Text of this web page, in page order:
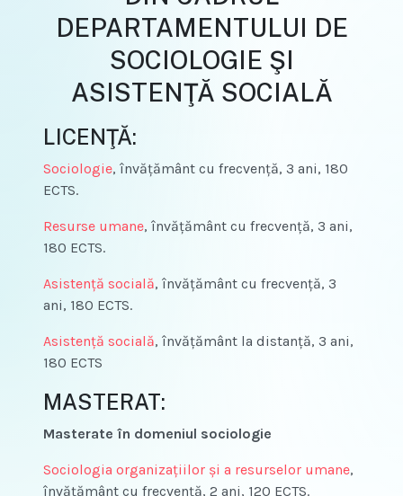
DEPARTAMENTULUI DE
SOCIOLOGIE ŞI
ASISTENŢĂ SOCIALĂ
LICENŢĂ:
Sociologie, învățământ cu frecvență, 3 ani, 180
ECTS.
Resurse umane, învățământ cu frecvență, 3 ani,
180 ECTS.
Asistenţă socială, învățământ cu frecvență, 3
ani, 180 ECTS.
Asistenţă socială, învățământ la distanță, 3 ani,
180 ECTS
MASTERAT:
Masterate în domeniul sociologie
Sociologia organizațiilor și a resurselor umane,
învățământ cu frecvență, 2 ani, 120 ECTS.